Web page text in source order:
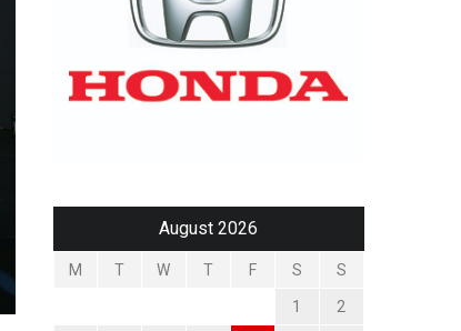
August 2026
M T W T F S S
1 2